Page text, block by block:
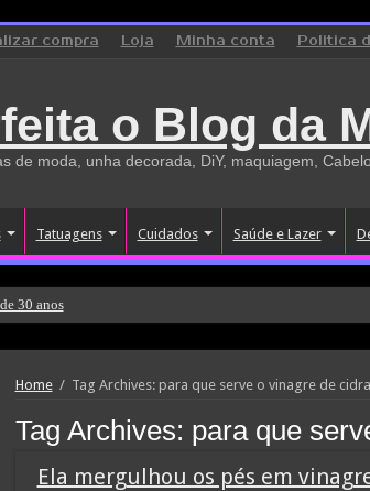
compra Loja Minha conta Politica
o Blog da
de moda, unha decorada, DiY, maquiagem,
Tatuagens Cuidados Saúde e Lazer
30 anos
Home / Tag Archives: para que serve o vinagre de cidra
Tag Archives: para que
Ela mergulhou os pés em